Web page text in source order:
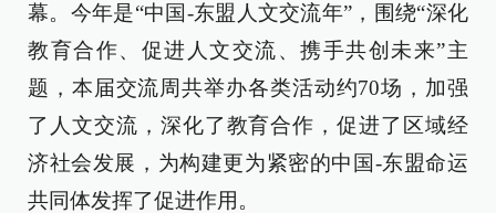
幕。今年是“中国-东盟人文交流年”，围绕“深化
教育合作、促进人文交流、携手共创未来”主
题，本届交流周共举办各类活动约70场，加强
了人文交流，深化了教育合作，促进了区域经
济社会发展，为构建更为紧密的中国-东盟命运
共同体发挥了促进作用。